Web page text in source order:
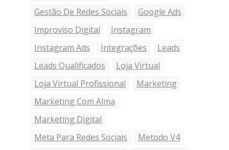
Gestão De Redes Sociais
Google Ads
Improviso Digital
Instagram
Instagram Ads
Integrações
Leads
Leads Qualificados
Loja Virtual
Loja Virtual Profissional
Marketing
Marketing Com Alma
Marketing Digital
Meta Para Redes Sociais
Metodo V4